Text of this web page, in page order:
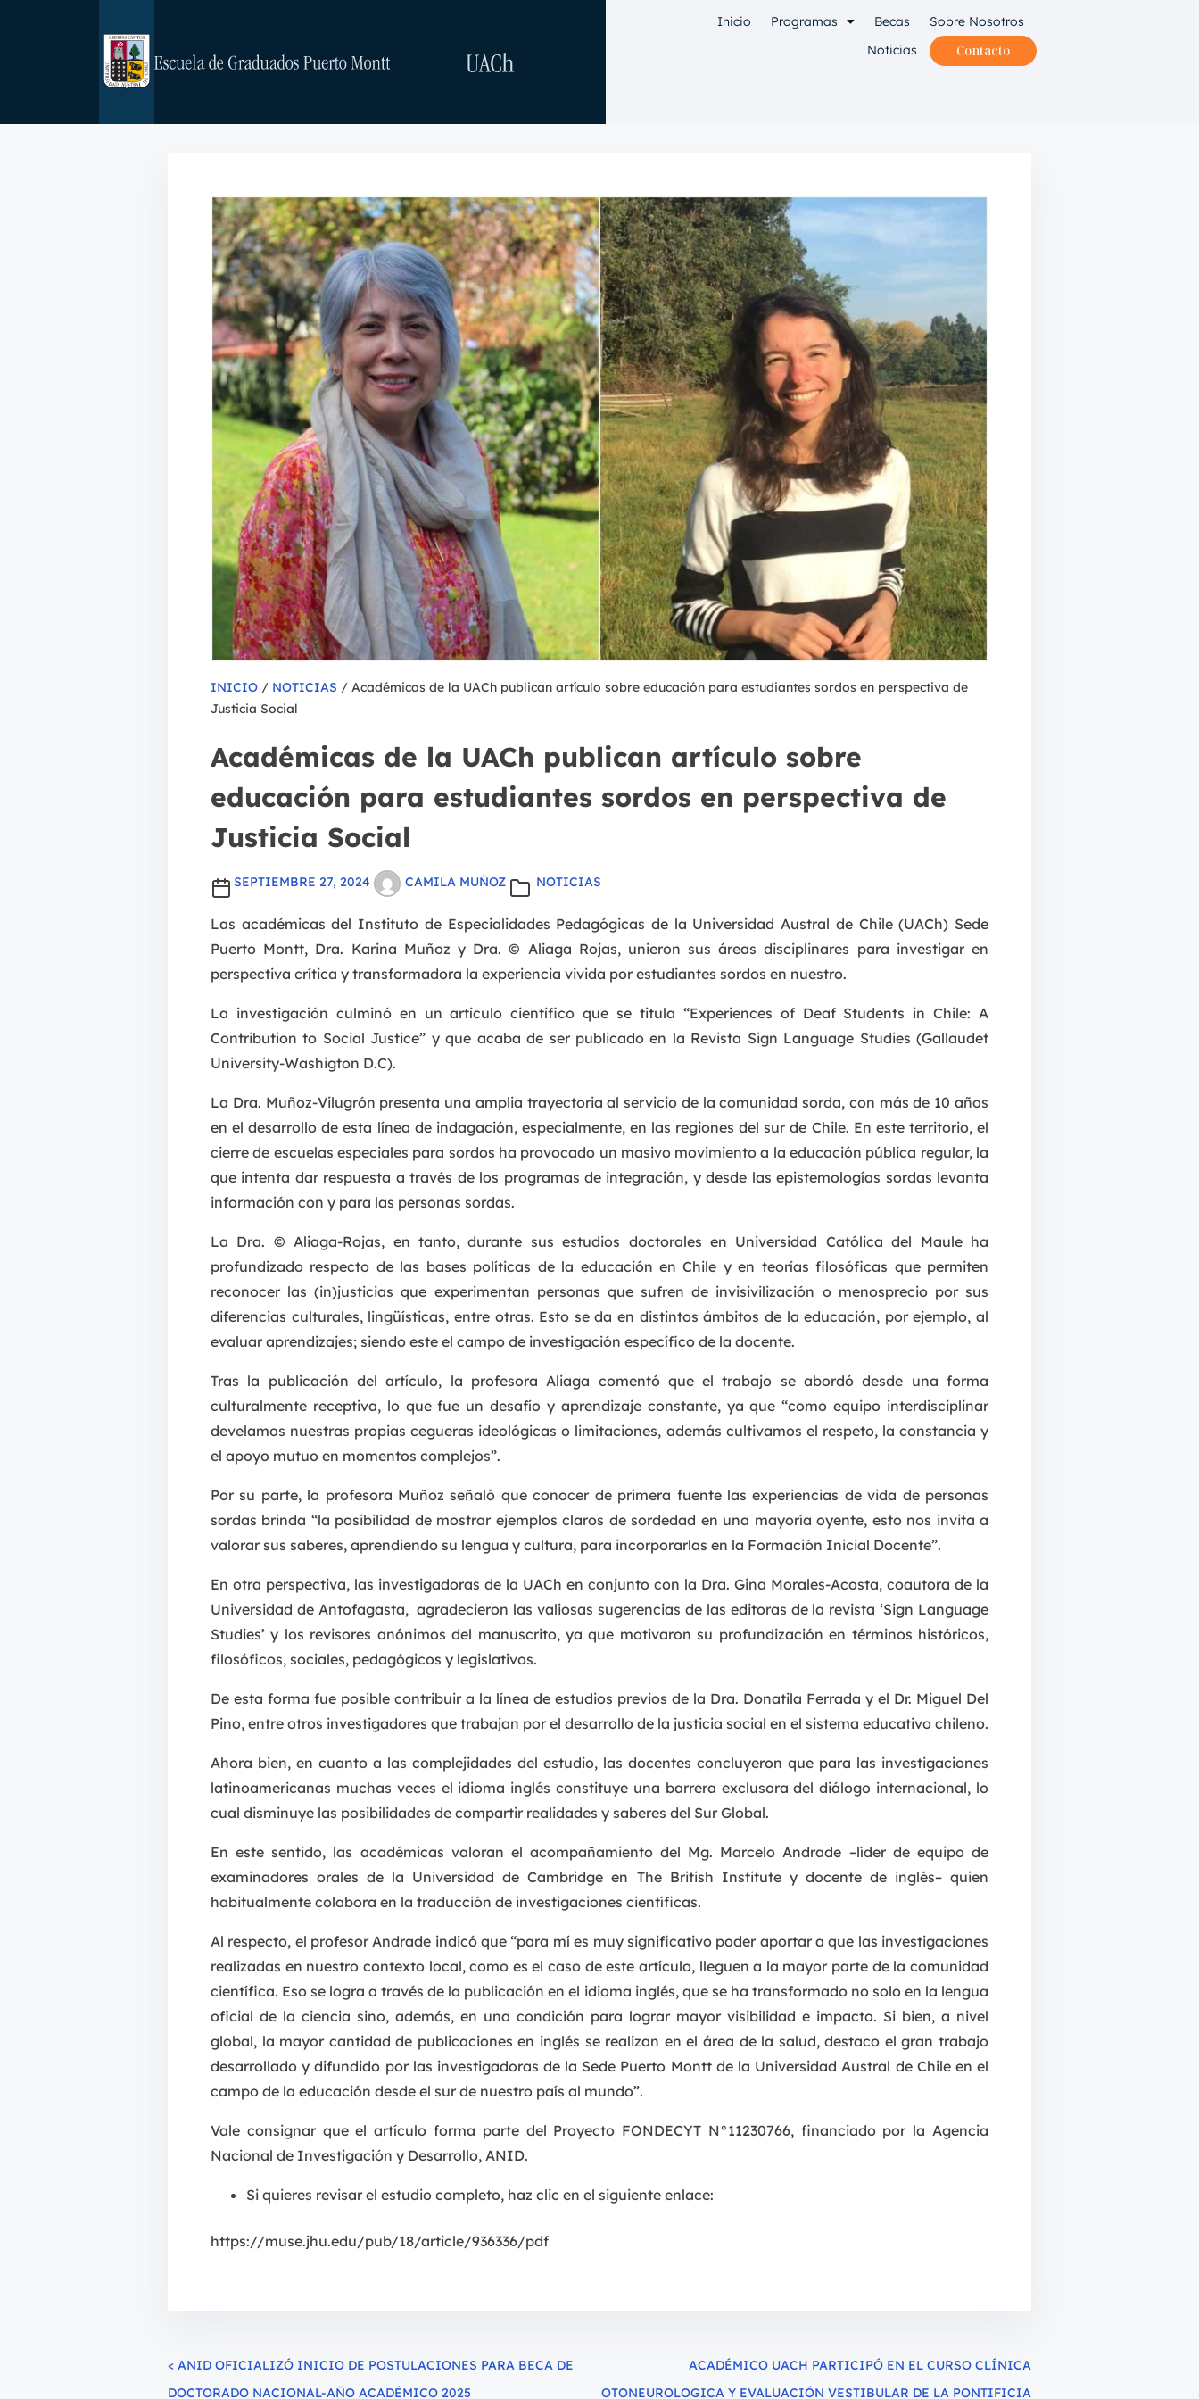
Inicio Programas Becas
Sobre Nosotros
Noticias
Contacto
INICIO / NOTICIAS / Académicas de la UACh publican artículo sobre educación para estudiantes sordos en perspectiva de
Justicia Social
Académicas de la UACh publican artículo sobre
educación para estudiantes sordos en perspectiva de
Justicia Social
SEPTIEMBRE 27, 2024 CAMILA MUÑOZ NOTICIAS
Las académicas del Instituto de Especialidades Pedagógicas de la Universidad Austral de Chile (UACh) Sede
Puerto Montt, Dra. Karina Muñoz y Dra. © Aliaga Rojas, unieron sus áreas disciplinares para investigar en
perspectiva crítica y transformadora la experiencia vivida por estudiantes sordos en nuestro.
La investigación culminó en un artículo científico que se titula “Experiences of Deaf Students in Chile: A
Contribution to Social Justice” y que acaba de ser publicado en la Revista Sign Language Studies (Gallaudet
University-Washigton D.C).
La Dra. Muñoz-Vilugrón presenta una amplia trayectoria al servicio de la comunidad sorda, con más de 10 años
en el desarrollo de esta línea de indagación, especialmente, en las regiones del sur de Chile. En este territorio, el
cierre de escuelas especiales para sordos ha provocado un masivo movimiento a la educación pública regular, la
que intenta dar respuesta a través de los programas de integración, y desde las epistemologías sordas levanta
información con y para las personas sordas.
La Dra. © Aliaga-Rojas, en tanto, durante sus estudios doctorales en Universidad Católica del Maule ha
profundizado respecto de las bases políticas de la educación en Chile y en teorías filosóficas que permiten
reconocer las (in)justicias que experimentan personas que sufren de invisivilización o menosprecio por sus
diferencias culturales, lingüísticas, entre otras. Esto se da en distintos ámbitos de la educación, por ejemplo, al
evaluar aprendizajes; siendo este el campo de investigación específico de la docente.
Tras la publicación del artículo, la profesora Aliaga comentó que el trabajo se abordó desde una forma
culturalmente receptiva, lo que fue un desafío y aprendizaje constante, ya que “como equipo interdisciplinar
develamos nuestras propias cegueras ideológicas o limitaciones, además cultivamos el respeto, la constancia y
el apoyo mutuo en momentos complejos”.
Por su parte, la profesora Muñoz señaló que conocer de primera fuente las experiencias de vida de personas
sordas brinda “la posibilidad de mostrar ejemplos claros de sordedad en una mayoría oyente, esto nos invita a
valorar sus saberes, aprendiendo su lengua y cultura, para incorporarlas en la Formación Inicial Docente”.
En otra perspectiva, las investigadoras de la UACh en conjunto con la Dra. Gina Morales-Acosta, coautora de la
Universidad de Antofagasta, agradecieron las valiosas sugerencias de las editoras de la revista ‘Sign Language
Studies’ y los revisores anónimos del manuscrito, ya que motivaron su profundización en términos históricos,
filosóficos, sociales, pedagógicos y legislativos.
De esta forma fue posible contribuir a la línea de estudios previos de la Dra. Donatila Ferrada y el Dr. Miguel Del
Pino, entre otros investigadores que trabajan por el desarrollo de la justicia social en el sistema educativo chileno.
Ahora bien, en cuanto a las complejidades del estudio, las docentes concluyeron que para las investigaciones
latinoamericanas muchas veces el idioma inglés constituye una barrera exclusora del diálogo internacional, lo
cual disminuye las posibilidades de compartir realidades y saberes del Sur Global.
En este sentido, las académicas valoran el acompañamiento del Mg. Marcelo Andrade –líder de equipo de
examinadores orales de la Universidad de Cambridge en The British Institute y docente de inglés– quien
habitualmente colabora en la traducción de investigaciones científicas.
Al respecto, el profesor Andrade indicó que “para mí es muy significativo poder aportar a que las investigaciones
realizadas en nuestro contexto local, como es el caso de este artículo, lleguen a la mayor parte de la comunidad
científica. Eso se logra a través de la publicación en el idioma inglés, que se ha transformado no solo en la lengua
oficial de la ciencia sino, además, en una condición para lograr mayor visibilidad e impacto. Si bien, a nivel
global, la mayor cantidad de publicaciones en inglés se realizan en el área de la salud, destaco el gran trabajo
desarrollado y difundido por las investigadoras de la Sede Puerto Montt de la Universidad Austral de Chile en el
campo de la educación desde el sur de nuestro país al mundo”.
Vale consignar que el artículo forma parte del Proyecto FONDECYT N°11230766, financiado por la Agencia
Nacional de Investigación y Desarrollo, ANID.
Si quieres revisar el estudio completo, haz clic en el siguiente enlace:
https://muse.jhu.edu/pub/18/article/936336/pdf
< ANID OFICIALIZÓ INICIO DE POSTULACIONES PARA BECA DE
DOCTORADO NACIONAL-AÑO ACADÉMICO 2025
ACADÉMICO UACH PARTICIPÓ EN EL CURSO CLÍNICA
OTONEUROLOGICA Y EVALUACIÓN VESTIBULAR DE LA PONTIFICIA